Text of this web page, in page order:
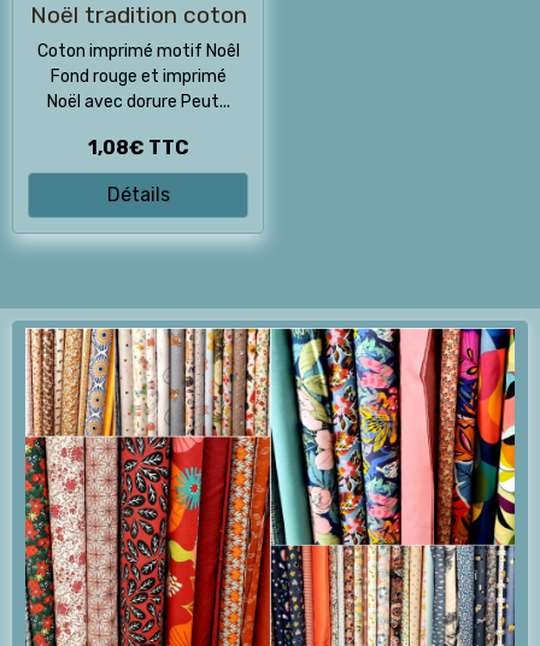
Noël tradition coton
Coton imprimé motif Noêl
Fond rouge et imprimé
Noël avec dorure Peut...
1,08€ TTC
Détails